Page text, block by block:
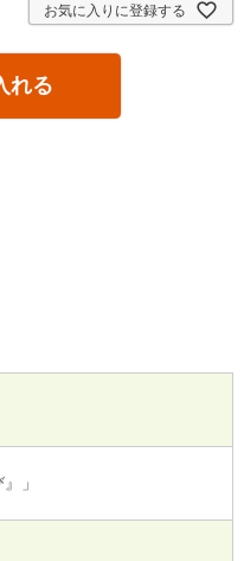
お気に入りに登録する
れる
」